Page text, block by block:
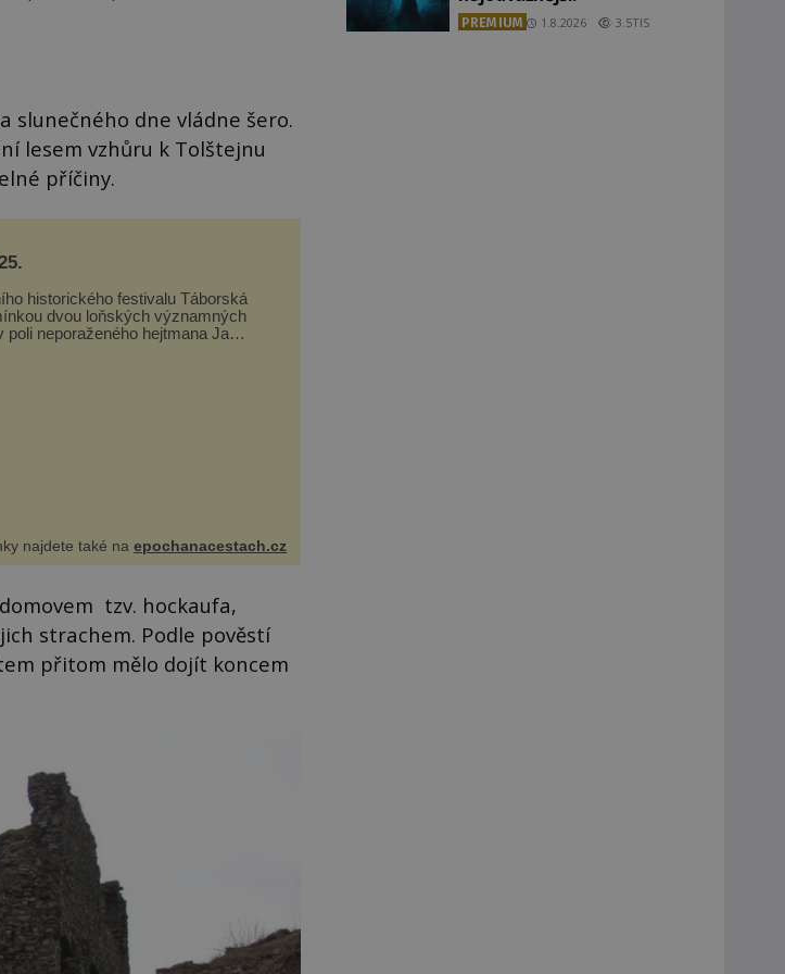
slunečného dne vládne šero.
lesem vzhůru k Tolštejnu
příčiny.
historického festivalu Táborská
dvou loňských významných
neporaženého hejtmana Jana
najdete také naepochanacestach.cz
tzv. hockaufa,
strachem. Podle pověstí
přitom mělo dojít koncem
PREMIUM 1.8.2026 3.5TIS